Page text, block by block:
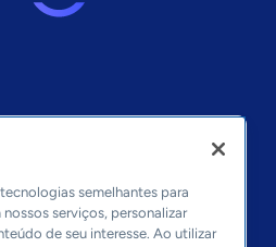
semelhantes para
serviços, personalizar
de seu interesse. Ao utilizar